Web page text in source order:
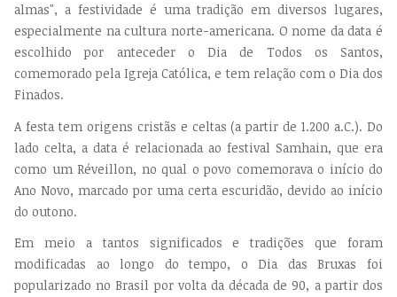
almas", a festividade é uma tradição em diversos lugares,
especialmente na cultura norte-americana. O nome da data é
escolhido por anteceder o Dia de Todos os Santos,
comemorado pela Igreja Católica, e tem relação com o Dia dos
Finados.
A festa tem origens cristãs e celtas (a partir de 1.200 a.C.). Do
lado celta, a data é relacionada ao festival Samhain, que era
como um Réveillon, no qual o povo comemorava o início do
Ano Novo, marcado por uma certa escuridão, devido ao início
do outono.
Em meio a tantos significados e tradições que foram
modificadas ao longo do tempo, o Dia das Bruxas foi
popularizado no Brasil por volta da década de 90, a partir dos